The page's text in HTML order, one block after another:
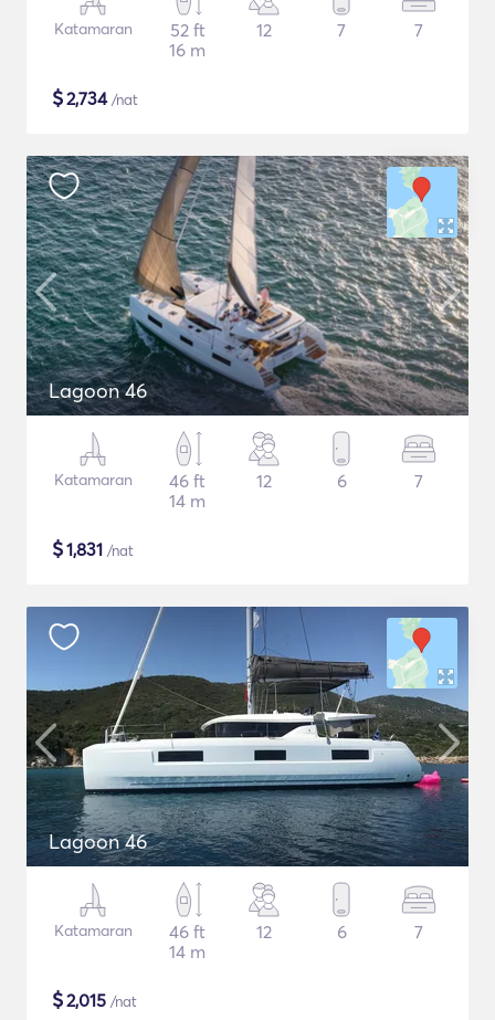
Katamaran
52 ft
16 m
12 7 7
$2,734/nat
Lagoon 46
Katamaran
46 ft
14 m
12 6 7
$1,831 /nat
Lagoon 46
Katamaran
46 ft
14 m
12 6 7
$2,015 /nat